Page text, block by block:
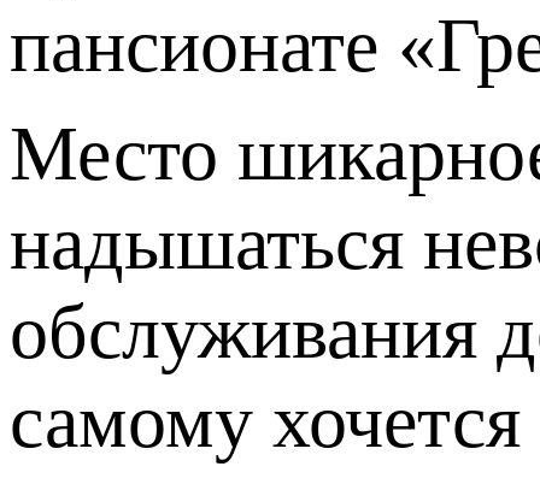
пансионате
Место
надышаться
обслуживания
самому